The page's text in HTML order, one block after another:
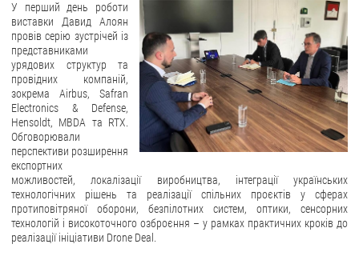
Організація доступу до публічної інформації
Запит на отримання публічної інформації
Облік публічної інформації
Питання запобігання корупції
Публічні закупівлі
Внутрішній аудит
ДЕРЖАВНИЙ РЕЄСТР САНКЦІЙ
У перший день роботи
виставки Давид Алоян
провів серію зустрічей із
представниками
урядових структур та
провідних компаній,
зокрема Airbus, Safran
Electronics & Defense,
Hensoldt, MBDA та RTX.
Обговорювали
перспективи розширення
експортних
можливостей, локалізації виробництва, інтеграції українських
технологічних рішень та реалізації спільних проєктів у сферах
протиповітряної оборони, безпілотних систем, оптики, сенсорних
технологій і високоточного озброєння – у рамках практичних кроків до
реалізації ініціативи Drone Deal.